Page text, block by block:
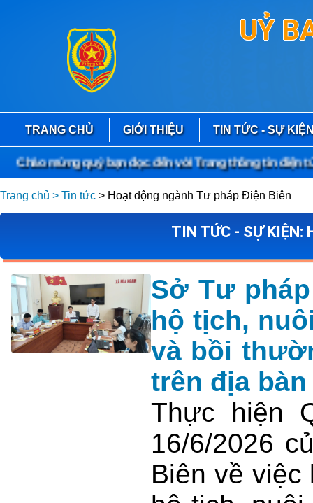
UỶ
TRANG CHỦ GIỚI THIỆU TIN TỨC - SỰ
mừng quý bạn đọc đến với Trang thông tin điện tử
Trang chủ > Tin tức > Hoạt động ngành Tư pháp Điện Biên
TIN TỨC - SỰ KIỆN:
Sở Tư
hộ tịch,
và bồi
trên địa
Thực hiện
16/6/2026
Biên về